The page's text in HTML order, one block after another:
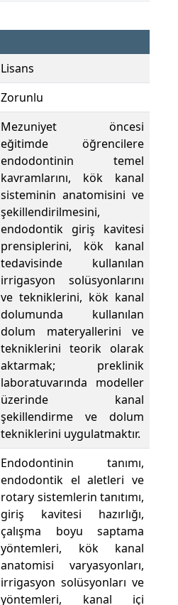
Lisans
Zorunlu
Mezuniyet öncesi
eğitimde öğrencilere
endodontinin temel
kavramlarını, kök kanal
sisteminin anatomisini ve
şekillendirilmesini,
endodontik giriş kavitesi
prensiplerini, kök kanal
tedavisinde kullanılan
irrigasyon solüsyonlarını
ve tekniklerini, kök kanal
dolumunda kullanılan
dolum materyallerini ve
tekniklerini teorik olarak
aktarmak; preklinik
laboratuvarında modeller
üzerinde kanal
şekillendirme ve dolum
tekniklerini uygulatmaktır.
Endodontinin tanımı,
endodontik el aletleri ve
rotary sistemlerin tanıtımı,
giriş kavitesi hazırlığı,
çalışma boyu saptama
yöntemleri, kök kanal
anatomisi varyasyonları,
irrigasyon solüsyonları ve
yöntemleri, kanal içi